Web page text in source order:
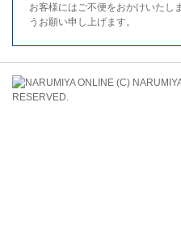
お客様にはご不便をおかけいたし
うお願い申し上げます。